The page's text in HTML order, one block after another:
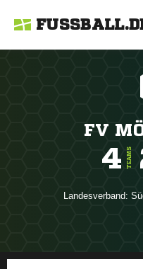
FV
4 TEAMS
Landesverband: